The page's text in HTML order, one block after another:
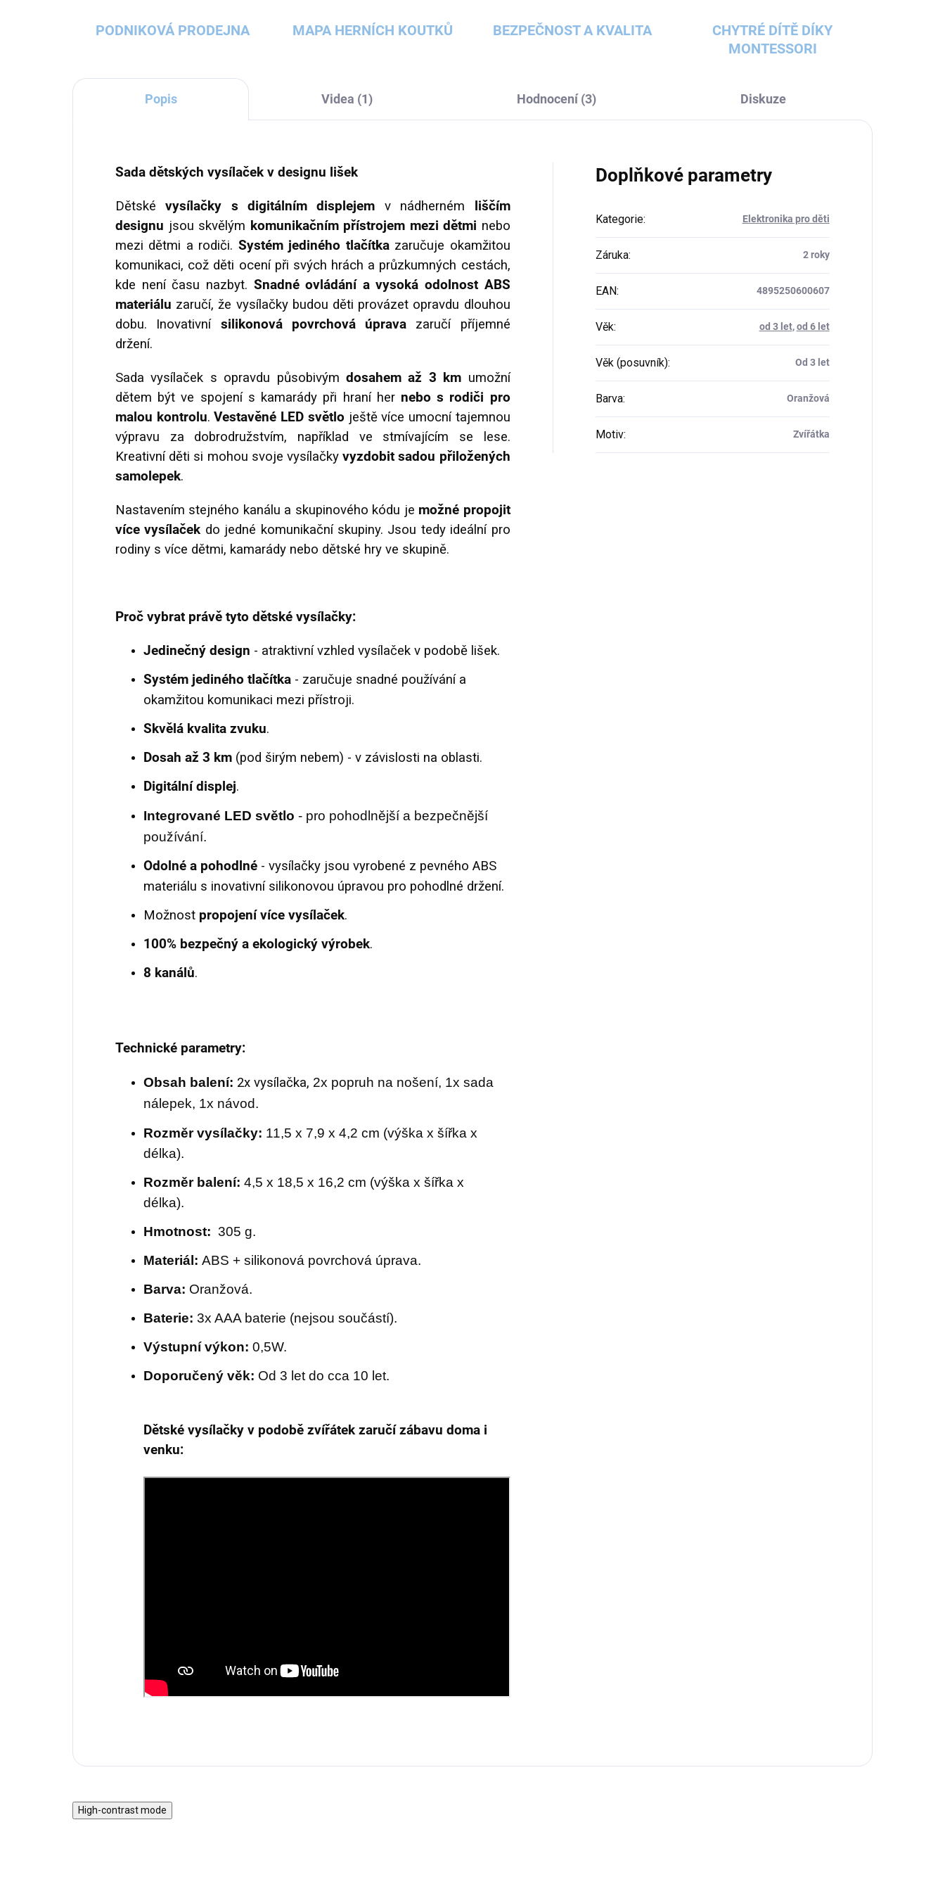
PODNIKOVÁ PRODEJNA MAPA HERNÍCH KOUTKŮ BEZPEČNOST A KVALITA
CHYTRÉ DÍTĚ DÍKY
MONTESSORI
Popis Videa (1) Hodnocení (3) Diskuze
Sada dětských vysílaček v designu lišek
Dětskévysílačky s digitálním displejem v nádherném liščím
designu jsou skvělým komunikačním přístrojem mezi dětmi nebo
mezi dětmi a rodiči. Systém jediného tlačítkazaručuje okamžitou
komunikaci, což děti ocení při svých hrách a průzkumných cestách,
kde není času nazbyt. Snadné ovládání a vysoká odolnost ABS
materiálu zaručí, že vysílačky budou děti provázet opravdu dlouhou
dobu. Inovativní silikonová povrchová úprava zaručí příjemné
držení.
Sada vysílaček s opravdu působivýmdosahem až 3 km umožní
dětem být ve spojení s kamarády při hraní her nebo s rodiči pro
malou kontrolu.Vestavěné LED světlo ještě více umocní tajemnou
výpravu za dobrodružstvím, například ve stmívajícím se lese.
Kreativní děti si mohou svoje vysílačkyvyzdobit sadou přiložených
samolepek.
Nastavením stejného kanálu a skupinového kódu je možné propojit
více vysílaček do jedné komunikační skupiny. Jsou tedy ideální pro
rodiny s více dětmi, kamarády nebo dětské hry ve skupině.
Proč vybrat právě tyto dětské vysílačky:
Jedinečný design - atraktivní vzhled vysílaček v podobě lišek.
Systém jediného tlačítka - zaručuje snadné používání a
okamžitou komunikaci mezi přístroji.
Skvělá kvalita zvuku.
Dosah až 3 km (pod širým nebem) - v závislosti na oblasti.
Digitální displej.
Integrované LED světlo - pro pohodlnější a bezpečnější
používání.
Odolné a pohodlné - vysílačky jsou vyrobené z pevného ABS
materiálu s inovativní silikonovou úpravou pro pohodlné držení.
Možnost propojení více vysílaček.
100% bezpečný a ekologický výrobek.
8 kanálů.
Technické parametry:
Obsah balení: 2x vysílačka, 2x popruh na nošení, 1x sada
nálepek, 1x návod.
Rozměr vysílačky: 11,5 x 7,9 x 4,2 cm (výška x šířka x
délka).
Rozměr balení: 4,5 x 18,5 x 16,2 cm (výška x šířka x
délka).
Hmotnost: 305 g.
Materiál: ABS + silikonová povrchová úprava.
Barva: Oranžová.
Baterie: 3x AAA baterie (nejsou součástí).
Výstupní výkon: 0,5W.
Doporučený věk: Od 3 let do cca 10 let.
Dětské vysílačky v podobě zvířátek zaručí zábavu doma i
venku:
Doplňkové parametry
Kategorie: Elektronika pro děti
Záruka: 2 roky
EAN: 4895250600607
Věk: od 3 let,od 6 let
Věk (posuvník): Od 3 let
Barva: Oranžová
Motiv: Zvířátka
High-contrast mode